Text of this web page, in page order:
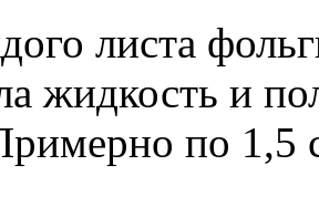
листа
жидкость и
по 1,5